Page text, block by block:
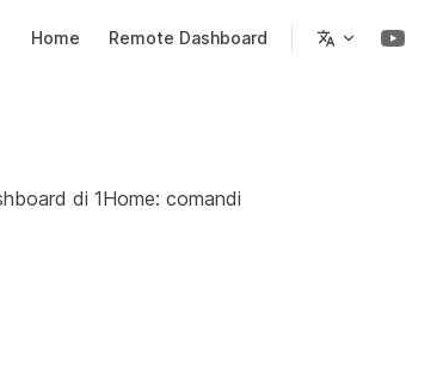
Home Remote Dashboard
di 1Home: comandi